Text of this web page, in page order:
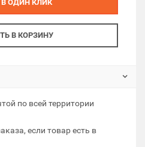
В ОДИН КЛИК
В КОРЗИНУ
по всей территории
если товар есть в